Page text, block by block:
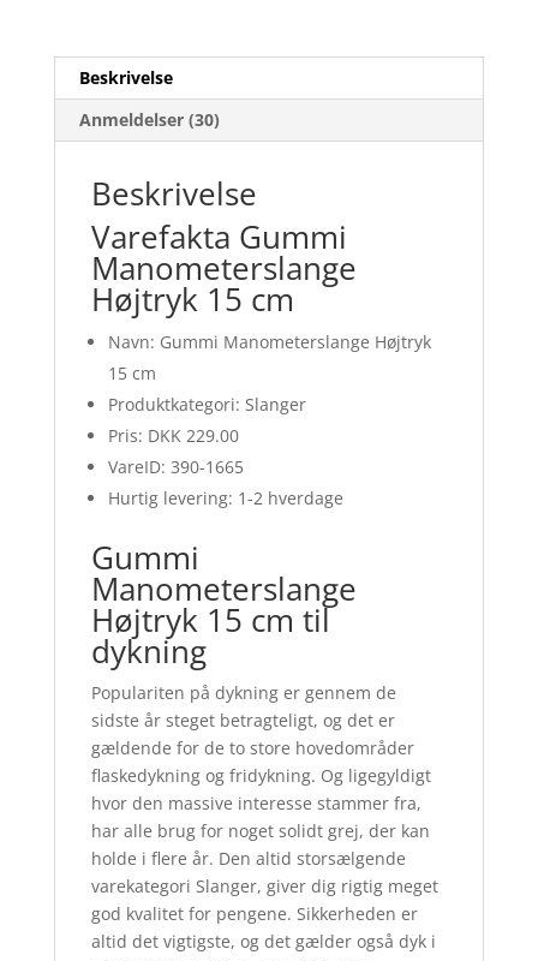
Beskrivelse
Anmeldelser (30)
Beskrivelse
Varefakta Gummi
Manometerslange
Højtryk 15 cm
Navn: Gummi Manometerslange Højtryk
15 cm
Produktkategori: Slanger
Pris: DKK 229.00
VareID: 390-1665
Hurtig levering: 1-2 hverdage
Gummi
Manometerslange
Højtryk 15 cm til
dykning
Populariten på dykning er gennem de
sidste år steget betragteligt, og det er
gældende for de to store hovedområder
flaskedykning og fridykning. Og ligegyldigt
hvor den massive interesse stammer fra,
har alle brug for noget solidt grej, der kan
holde i flere år. Den altid storsælgende
varekategori Slanger, giver dig rigtig meget
god kvalitet for pengene. Sikkerheden er
altid det vigtigste, og det gælder også dyk i